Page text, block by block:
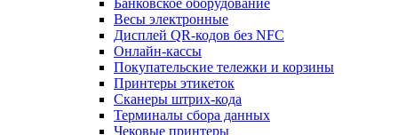
Банковское оборудование
Весы электронные
Дисплей QR-кодов без NFC
Онлайн-кассы
Покупательские тележки и корзины
Принтеры этикеток
Сканеры штрих-кода
Терминалы сбора данных
Чековые принтеры